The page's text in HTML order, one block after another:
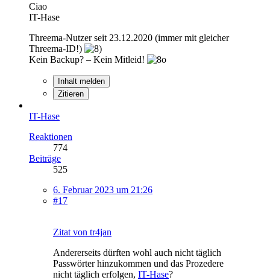
Ciao
IT-Hase
Threema-Nutzer seit 23.12.2020 (immer mit gleicher
Threema-ID!)
Kein Backup? – Kein Mitleid!
Inhalt melden
Zitieren
IT-Hase
Reaktionen
774
Beiträge
525
6. Februar 2023 um 21:26
#17
Zitat von tr4jan
Andererseits dürften wohl auch nicht täglich
Passwörter hinzukommen und das Prozedere
nicht täglich erfolgen, IT-Hase?